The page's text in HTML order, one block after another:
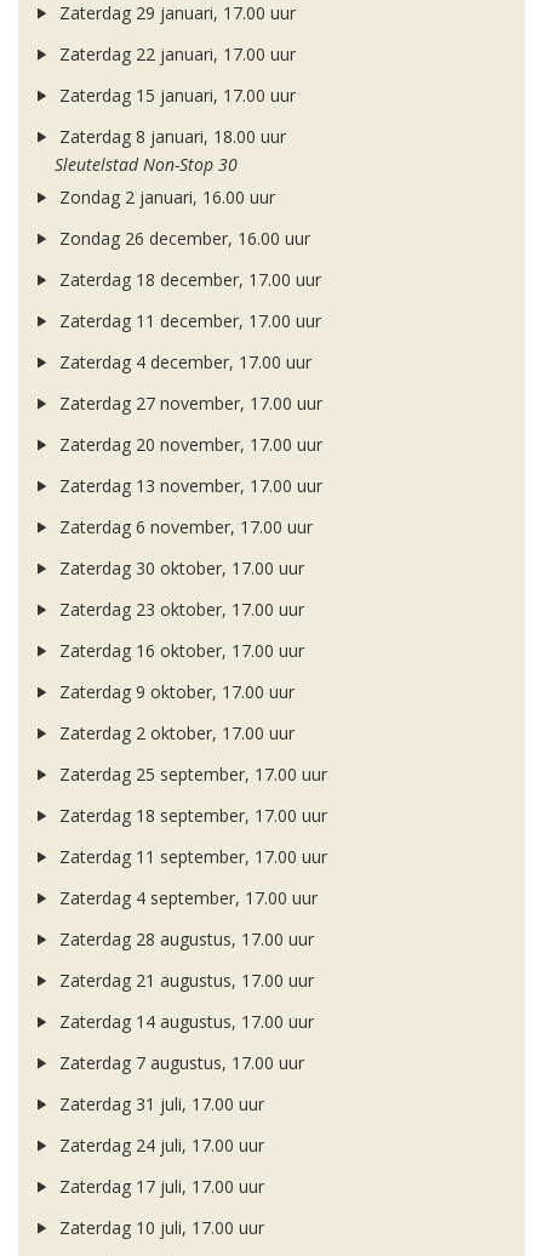
Zaterdag 29 januari, 17.00 uur
Zaterdag 22 januari, 17.00 uur
Zaterdag 15 januari, 17.00 uur
Zaterdag 8 januari, 18.00 uur
Sleutelstad Non-Stop 30
Zondag 2 januari, 16.00 uur
Zondag 26 december, 16.00 uur
Zaterdag 18 december, 17.00 uur
Zaterdag 11 december, 17.00 uur
Zaterdag 4 december, 17.00 uur
Zaterdag 27 november, 17.00 uur
Zaterdag 20 november, 17.00 uur
Zaterdag 13 november, 17.00 uur
Zaterdag 6 november, 17.00 uur
Zaterdag 30 oktober, 17.00 uur
Zaterdag 23 oktober, 17.00 uur
Zaterdag 16 oktober, 17.00 uur
Zaterdag 9 oktober, 17.00 uur
Zaterdag 2 oktober, 17.00 uur
Zaterdag 25 september, 17.00 uur
Zaterdag 18 september, 17.00 uur
Zaterdag 11 september, 17.00 uur
Zaterdag 4 september, 17.00 uur
Zaterdag 28 augustus, 17.00 uur
Zaterdag 21 augustus, 17.00 uur
Zaterdag 14 augustus, 17.00 uur
Zaterdag 7 augustus, 17.00 uur
Zaterdag 31 juli, 17.00 uur
Zaterdag 24 juli, 17.00 uur
Zaterdag 17 juli, 17.00 uur
Zaterdag 10 juli, 17.00 uur